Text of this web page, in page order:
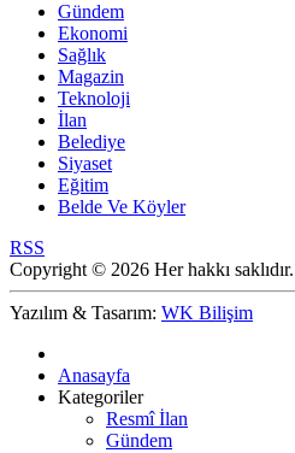
Gündem
Ekonomi
Sağlık
Magazin
Teknoloji
İlan
Belediye
Siyaset
Eğitim
Belde Ve Köyler
RSS
Copyright © 2026 Her hakkı saklıdır.
Yazılım & Tasarım: WK Bilişim
Anasayfa
Kategoriler
Resmî İlan
Gündem